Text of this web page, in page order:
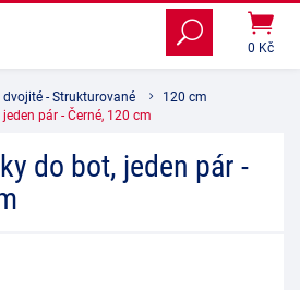
0 Kč
dvojité - Strukturované
120 cm
pár - Černé, 120 cm
do bot, jeden pár -